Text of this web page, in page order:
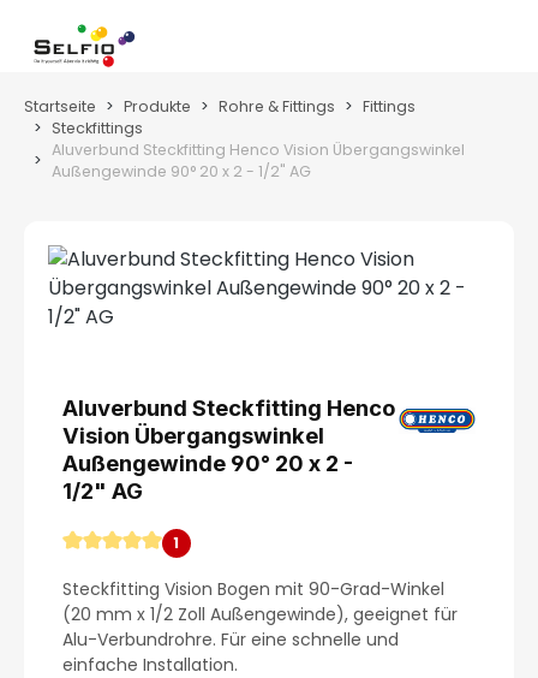
Zum Hauptinhalt springen
Startseite Produkte Rohre & Fittings
Fittings
Steckfittings
Aluverbund Steckfitting Henco Vision Übergangswinkel
Außengewinde 90° 20 x 2 - 1/2" AG
Aluverbund Steckfitting Henco
Vision Übergangswinkel
Außengewinde 90° 20 x 2 -
1/2" AG
Durchschnittliche Bewertung von 5 von 5 Sternen
1
Steckfitting Vision Bogen mit 90-Grad-Winkel
(20 mm x 1/2 Zoll Außengewinde), geeignet für
Alu-Verbundrohre. Für eine schnelle und
einfache Installation.